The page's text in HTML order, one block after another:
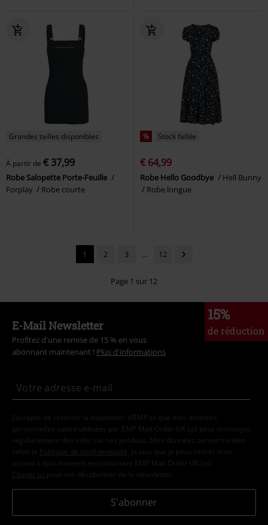
Grandes tailles disponibles
À partir de € 37,99
Robe Salopette Porte-Feuille
Forplay
Robe courte
% Stock faible
€ 64,99
Robe Hello Goodbye
Hell Bunny
Robe longue
1 2 3 ... 12
Page 1 sur 12
15%
de réduction
E-Mail Newsletter
Profitez d'une remise de 15 % en vous
abonnant maintenant ! Plus d'informations
J’accepte de recevoir la newsletter d’EMP et que mes données
personnelles soient utilisées par EMP Mail Order UK Ltd pour m’envoyer
régulièrement des infos sur ses produits. Mes données seront traitées
selon la
Politique de confidentialité . Je sais que je peux retirer mon
accord à tout moment en contactant EMP Mail Order UK Ltd.
Cliquer ici pour me désabonner de la newsletter.
S'abonner